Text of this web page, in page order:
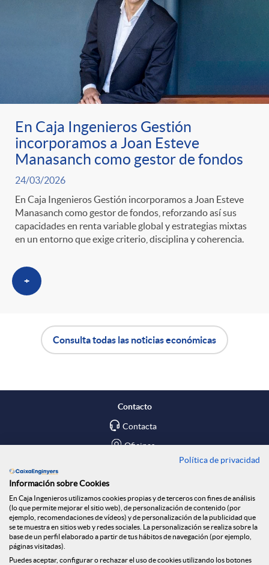
En Caja Ingenieros Gestión
incorporamos a Joan Esteve
Manasanch como gestor de fondos
24/03/2026
En Caja Ingenieros Gestión incorporamos a Joan Esteve
Manasanch como gestor de fondos, reforzando así sus
capacidades en renta variable global y estrategias mixtas
en un entorno que exige criterio, disciplina y coherencia.
+
p
i
c
a
o
ó
n
n
Consulta todas las noticias económicas
Contacto
Contacta
Oficinas
Blog
Social
Política de privacidad
Información sobre Cookies
En Caja Ingenieros utilizamos cookies propias y de terceros con fines de análisis
(lo que permite mejorar el sitio web), de personalización de contenido (por
ejemplo, recomendaciones de vídeos) y de personalización de la publicidad que
se te muestra en sitios web y redes sociales. La personalización se realiza sobre la
base de un perfil elaborado a partir de tus hábitos de navegación (por ejemplo,
páginas visitadas).
Puedes aceptar, configurar o rechazar el uso de cookies utilizando los botones